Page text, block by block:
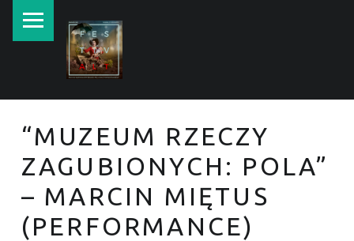
“MUZEUM RZECZY
ZAGUBIONYCH: POLA”
– MARCIN MIĘTUS
(PERFORMANCE)